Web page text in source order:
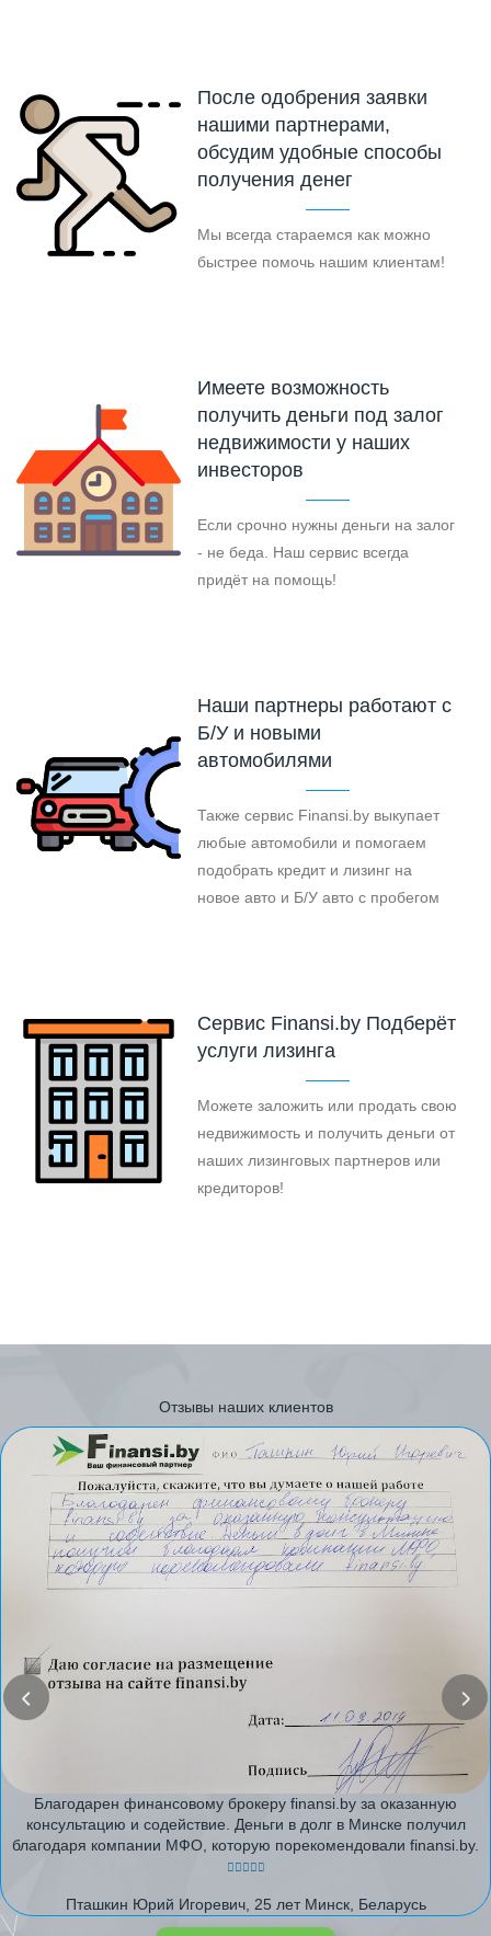
После одобрения заявки
нашими партнерами,
обсудим удобные способы
получения денег
Мы всегда стараемся как можно
быстрее помочь нашим клиентам!
Имеете возможность
получить деньги под залог
недвижимости у наших
инвесторов
Если срочно нужны деньги на залог
- не беда. Наш сервис всегда
придёт на помощь!
Наши партнеры работают с
Б/У и новыми
автомобилями
Также сервис Finansi.by выкупает
любые автомобили и помогаем
подобрать кредит и лизинг на
новое авто и Б/У авто с пробегом
Cервис Finansi.by Подберёт
услуги лизинга
Можете заложить или продать свою
недвижимость и получить деньги от
наших лизинговых партнеров или
кредиторов!
Отзывы наших клиентов
Благодарен финансовому брокеру finansi.by за оказанную
консультацию и содействие. Деньги в долг в Минске получил
благодаря компании МФО, которую порекомендовали finansi.by.
Пташкин Юрий Игоревич, 25 лет Минск, Беларусь